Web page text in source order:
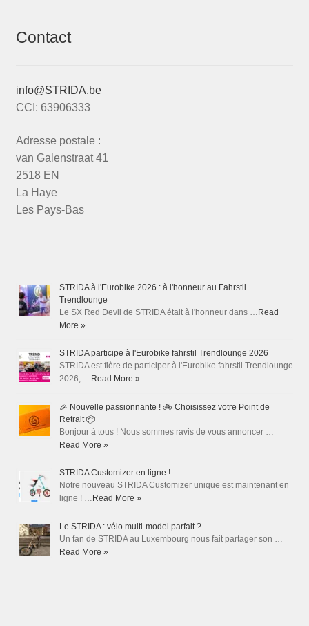
Contact
info@STRIDA.be
CCI: 63906333
Adresse postale :
van Galenstraat 41
2518 EN
La Haye
Les Pays-Bas
STRIDA à l'Eurobike 2026 : à l'honneur au Fahrstil
Trendlounge
Le SX Red Devil de STRIDA était à l'honneur dans …Read
More »
STRIDA participe à l'Eurobike fahrstil Trendlounge 2026
STRIDA est fière de participer à l'Eurobike fahrstil Trendlounge
2026, …Read More »
🎉 Nouvelle passionnante ! 🚲 Choisissez votre Point de
Retrait 📦
Bonjour à tous ! Nous sommes ravis de vous annoncer …
Read More »
STRIDA Customizer en ligne !
Notre nouveau STRIDA Customizer unique est maintenant en
ligne ! …Read More »
Le STRIDA : vélo multi-model parfait ?
Un fan de STRIDA au Luxembourg nous fait partager son …
Read More »